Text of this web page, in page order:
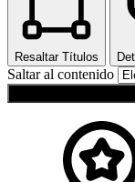
Resaltar Títulos
Saltar al contenido